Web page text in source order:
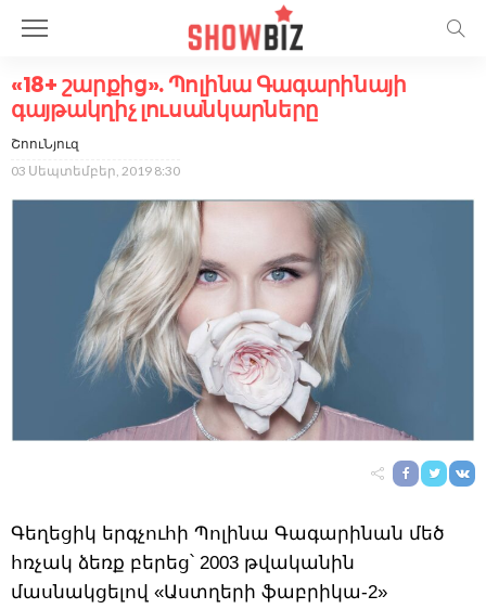
«18+ շարքից». Պոլինա Գագարինայի
գայթակղիչ լուսանկարները
ՇոուՆյուզ
03 Սեպտեմբեր, 2019 8:30
Գեղեցիկ երգչուհի Պոլինա Գագարինան մեծ
հռչակ ձեռք բերեց՝ 2003 թվականին
մասնակցելով «Աստղերի ֆաբրիկա-2»